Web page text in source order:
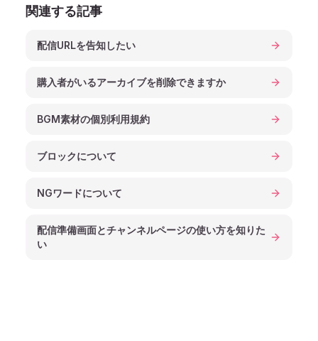
関連する記事
配信URLを告知したい
購入者がいるアーカイブを削除できますか
BGM素材の個別利用規約
ブロックについて
NGワードについて
配信準備画面とチャンネルページの使い方を知りた
い